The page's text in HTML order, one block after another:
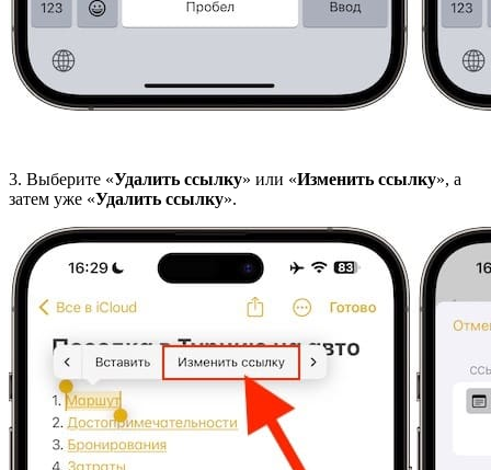
3. Выберите «Удалить ссылку» или «Изменить ссылку», а
затем уже «Удалить ссылку».